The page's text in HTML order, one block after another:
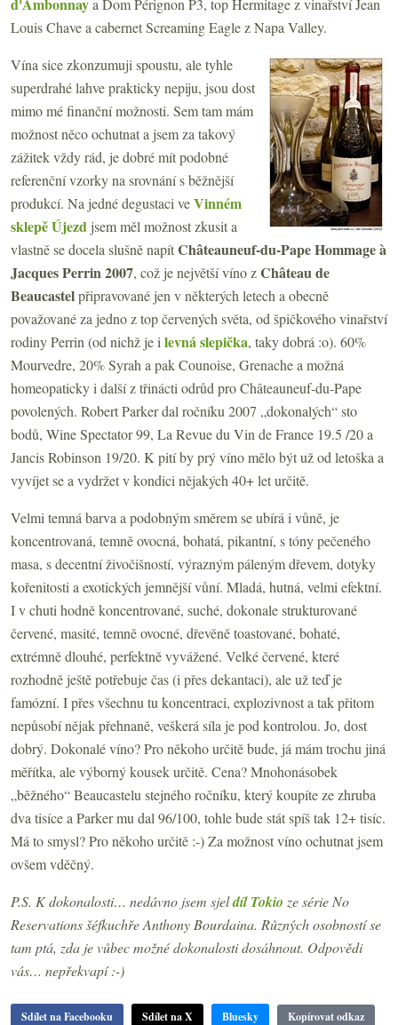
Louis Chave a cabernet Screaming Eagle z Napa Valley.
Vína sice zkonzumuji spoustu, ale tyhle
superdrahé lahve prakticky nepiju, jsou dost
mimo mé finanční možnosti. Sem tam mám
možnost něco ochutnat a jsem za takový
zážitek vždy rád, je dobré mít podobné
referenční vzorky na srovnání s běžnější
produkcí. Na jedné degustaci veVinném
sklepě Újezd jsem měl možnost zkusit a
vlastně se docela slušně napítChâteauneuf-du-Pape Hommage à
Jacques Perrin 2007, což je největší víno zChâteau de
Beaucastelpřipravované jen v některých letech a obecně
považované za jedno z top červených světa, od špičkového vinařství
rodiny Perrin (od nichž je i levná slepička, taky dobrá :o). 60%
Mourvedre, 20% Syrah a pak Counoise, Grenache a možná
homeopaticky i další z třinácti odrůd pro Châteauneuf-du-Pape
povolených. Robert Parker dal ročníku 2007 „dokonalých“ sto
bodů, Wine Spectator 99, La Revue du Vin de France 19.5 /20 a
Jancis Robinson 19/20. K pití by prý víno mělo být už od letoška a
vyvíjet se a vydržet v kondici nějakých 40+ let určitě.
Velmi temná barva a podobným směrem se ubírá i vůně, je
koncentrovaná, temně ovocná, bohatá, pikantní, s tóny pečeného
masa, s decentní živočišností, výrazným páleným dřevem, dotyky
kořenitosti a exotických jemnější vůní. Mladá, hutná, velmi efektní.
I v chuti hodně koncentrované, suché, dokonale strukturované
červené, masité, temně ovocné, dřevěně toastované, bohaté,
extrémně dlouhé, perfektně vyvážené. Velké červené, které
rozhodně ještě potřebuje čas (i přes dekantaci), ale už teď je
famózní. I přes všechnu tu koncentraci, explozivnost a tak přitom
nepůsobí nějak přehnaně, veškerá síla je pod kontrolou. Jo, dost
dobrý. Dokonalé víno? Pro někoho určitě bude, já mám trochu jiná
měřítka, ale výborný kousek určitě. Cena? Mnohonásobek
„běžného“ Beaucastelu stejného ročníku, který koupíte ze zhruba
dva tisíce a Parker mu dal 96/100, tohle bude stát spíš tak 12+ tisíc.
Má to smysl? Pro někoho určitě :-) Za možnost víno ochutnat jsem
ovšem vděčný.
P.S. K dokonalosti… nedávno jsem sjeldíl Tokio ze série No
Reservations šéfkuchře Anthony Bourdaina. Různých osobností se
tam ptá, zda je vůbec možné dokonalosti dosáhnout. Odpovědi
vás… nepřekvapí :-)
Sdílet na Facebooku Sdílet na X Bluesky Kopírovat odkaz